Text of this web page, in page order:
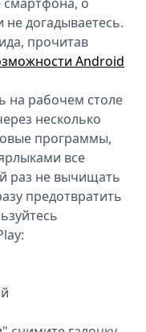
догадываетесь.
прочитав
Android
на рабочем столе
несколько
программы,
все
раз не вычищать
предотвратить